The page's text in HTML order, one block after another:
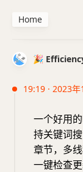
🎉
19:19 · 2023
一个好用
持关键词
章节，多
一键检查更
Home